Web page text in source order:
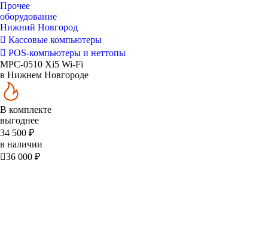
Прочее
оборудование
Нижний Новгород
Кассовые компьютеры
POS-компьютеры и неттопы
MPC-0510 Xi5 Wi-Fi
в Нижнем Новгороде
В комплекте
выгоднее
34 500 ₽
в наличии
36 000 ₽